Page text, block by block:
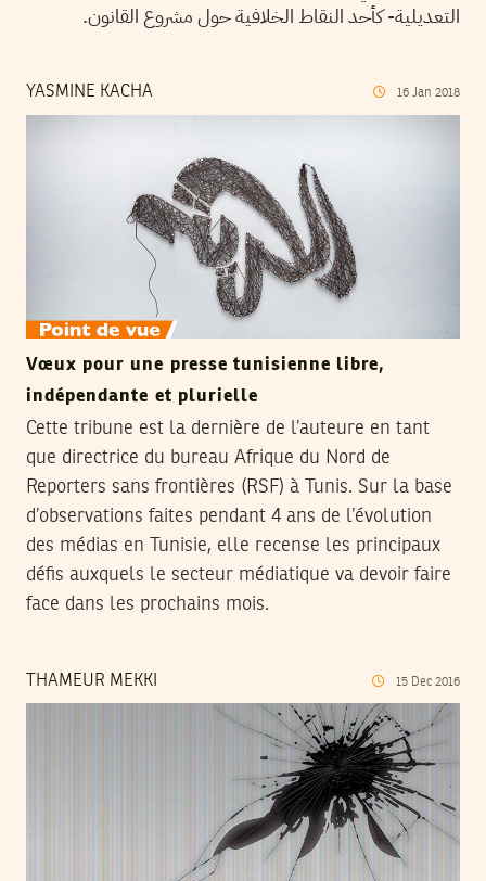
التعديلية- كأحد النقاط الخلافية حول مشروع القانون.
YASMINE KACHA 16 Jan 2018
Vœux pour une presse tunisienne libre,
indépendante et plurielle
Cette tribune est la dernière de l’auteure en tant
que directrice du bureau Afrique du Nord de
Reporters sans frontières (RSF) à Tunis. Sur la base
d’observations faites pendant 4 ans de l’évolution
des médias en Tunisie, elle recense les principaux
défis auxquels le secteur médiatique va devoir faire
face dans les prochains mois.
THAMEUR MEKKI 15 Dec 2016